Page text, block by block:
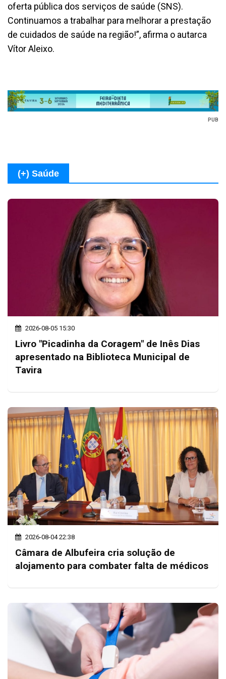
oferta pública dos serviços de saúde (SNS).
Continuamos a trabalhar para melhorar a prestação
de cuidados de saúde na região!”, afirma o autarca
Vítor Aleixo.
PUB
(+) Saúde
2026-08-05 15:30
Livro "Picadinha da Coragem" de Inês Dias
apresentado na Biblioteca Municipal de
Tavira
2026-08-04 22:38
Câmara de Albufeira cria solução de
alojamento para combater falta de médicos